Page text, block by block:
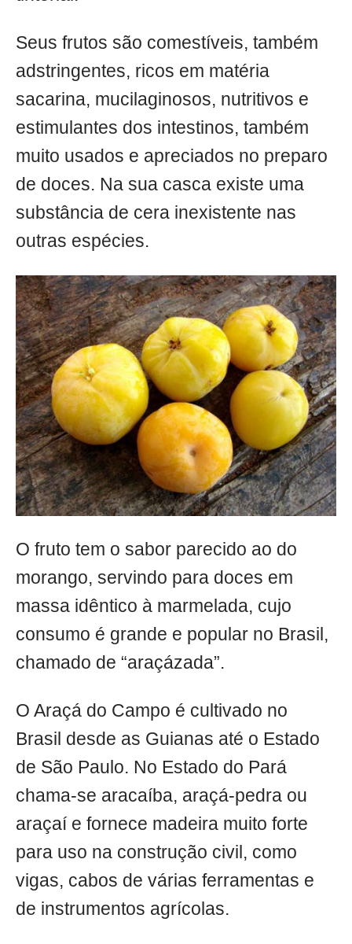
Seus frutos são comestíveis, também
adstringentes, ricos em matéria
sacarina, mucilaginosos, nutritivos e
estimulantes dos intestinos, também
muito usados e apreciados no preparo
de doces. Na sua casca existe uma
substância de cera inexistente nas
outras espécies.
O fruto tem o sabor parecido ao do
morango, servindo para doces em
massa idêntico à marmelada, cujo
consumo é grande e popular no Brasil,
chamado de “araçázada”.
O Araçá do Campo é cultivado no
Brasil desde as Guianas até o Estado
de São Paulo. No Estado do Pará
chama-se aracaíba, araçá-pedra ou
araçaí e fornece madeira muito forte
para uso na construção civil, como
vigas, cabos de várias ferramentas e
de instrumentos agrícolas.